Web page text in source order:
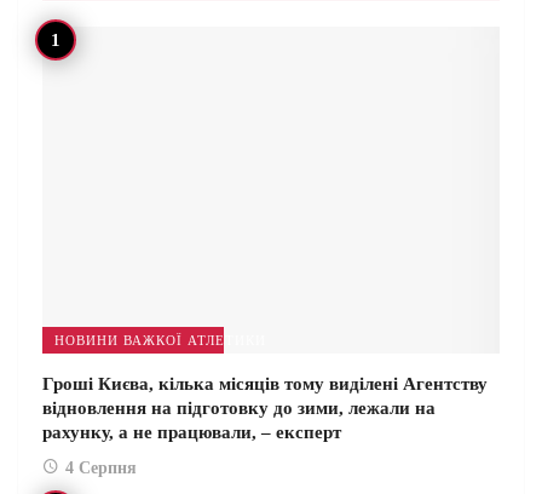
НОВИНИ ВАЖКОЇ АТЛЕТИКИ
Гроші Києва, кілька місяців тому виділені Агентству
відновлення на підготовку до зими, лежали на
рахунку, а не працювали, – експерт
4 Серпня